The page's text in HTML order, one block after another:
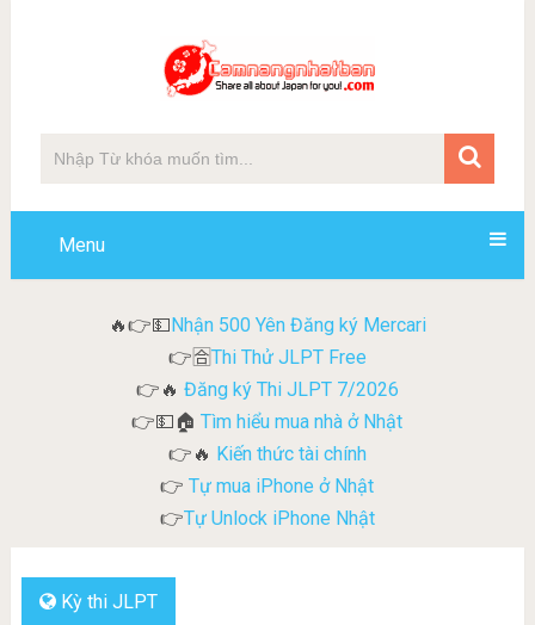
Menu
🔥👉💵Nhận 500 Yên Đăng ký Mercari
👉🈴Thi Thử JLPT Free
👉🔥 Đăng ký Thi JLPT 7/2026
👉💵🏠Tìm hiểu mua nhà ở Nhật
👉🔥 Kiến thức tài chính
👉 Tự mua iPhone ở Nhật
👉Tự Unlock iPhone Nhật
Kỳ thi JLPT